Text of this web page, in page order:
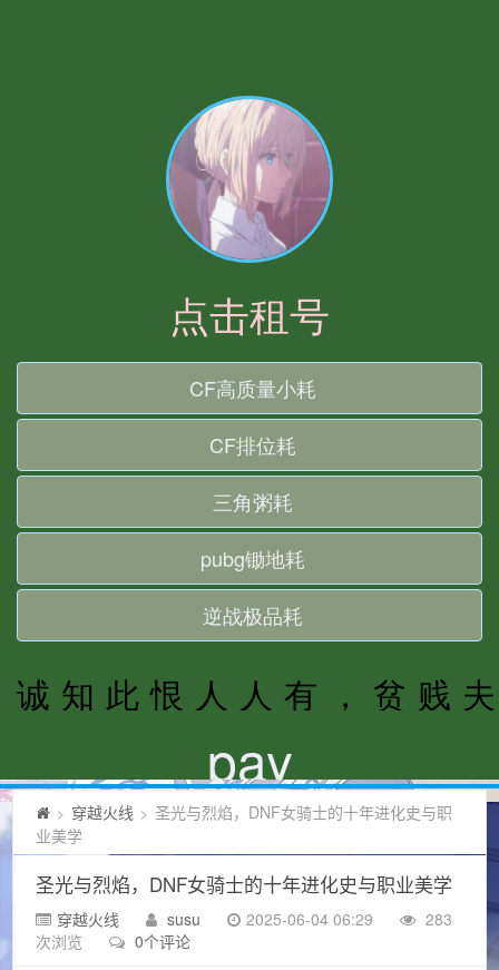
> 穿越火线 > 圣光与烈焰，DNF女骑士的十年进化史与职
业美学
圣光与烈焰，DNF女骑士的十年进化史与职业美学
穿越火线 susu 2025-06-04 06:29
283
次浏览
0个评论